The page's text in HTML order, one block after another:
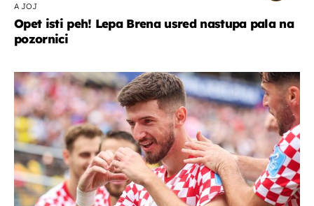
A JOJ
Opet isti peh! Lepa Brena usred nastupa pala na
pozornici